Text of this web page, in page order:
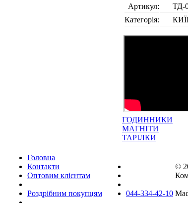
Артикул:
ТД-
Категорія:
ГОДИННИКИ
МАГНІТИ
ТАРІЛКИ
Головна
Контакти
Оптовим клієнтам
Роздрібним покупцям 044-334-42-10
©